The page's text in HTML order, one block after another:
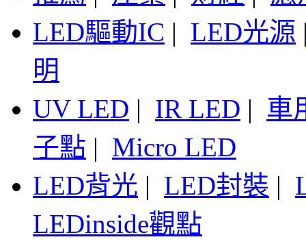
LED驅動IC | LED光源
明
UV LED | IR LED | 車
子點 | Micro LED
LED背光 | LED封裝 |
LEDinside觀點